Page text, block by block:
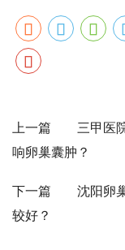
只有这样才能够给
上一篇 三甲医院
响卵巢囊肿？
下一篇 沈阳卵巢
较好？